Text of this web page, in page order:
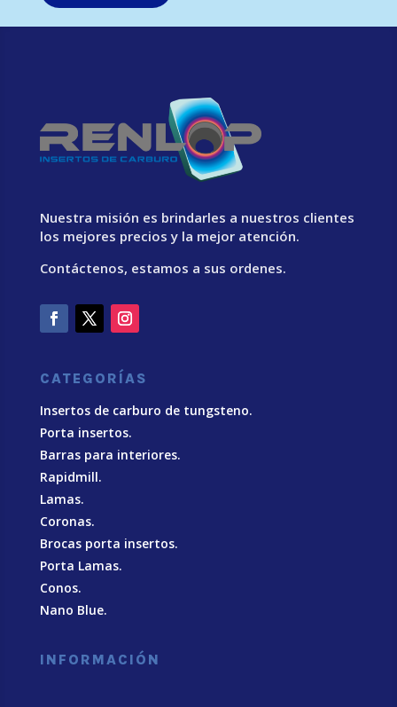
Nuestra misión es brindarles a nuestros clientes
los mejores precios y la mejor atención.
Contáctenos, estamos a sus ordenes.
CATEGORÍAS
Insertos de carburo de tungsteno.
Porta insertos.
Barras para interiores.
Rapidmill.
Lamas.
Coronas.
Brocas porta insertos.
Porta Lamas.
Conos.
Nano Blue.
INFORMACIÓN